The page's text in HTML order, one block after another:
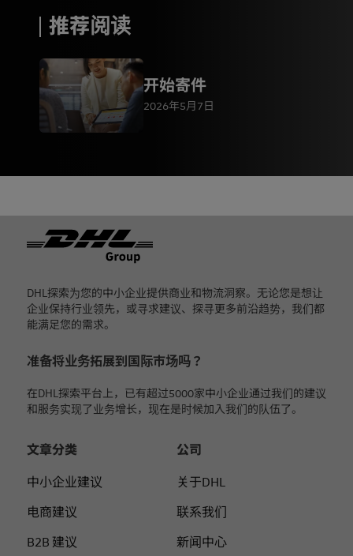
推荐阅读
开始寄件
2026年5月7日
DHL探索为您的中小企业提供商业和物流洞察。无论您是想让
企业保持行业领先，或寻求建议、探寻更多前沿趋势，我们都
能满足您的需求。
准备将业务拓展到国际市场吗？
在DHL探索平台上，已有超过5000家中小企业通过我们的建议
和服务实现了业务增长，现在是时候加入我们的队伍了。
文章分类
中小企业建议
电商建议
B2B 建议
公司
关于DHL
联系我们
新闻中心